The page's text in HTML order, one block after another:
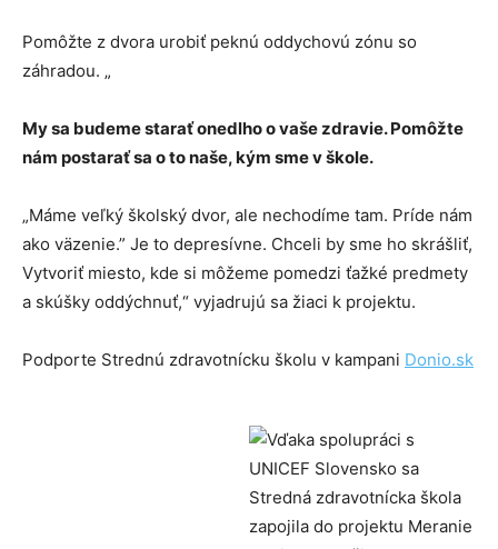
Pomôžte z dvora urobiť peknú oddychovú zónu so
záhradou. „
My sa budeme starať onedlho o vaše zdravie. Pomôžte
nám postarať sa o to naše, kým sme v škole.
„Máme veľký školský dvor, ale nechodíme tam. Príde nám
ako väzenie.” Je to depresívne. Chceli by sme ho skrášliť,
Vytvoriť miesto, kde si môžeme pomedzi ťažké predmety
a skúšky oddýchnuť,“ vyjadrujú sa žiaci k projektu.
Podporte Strednú zdravotnícku školu v kampani Donio.sk